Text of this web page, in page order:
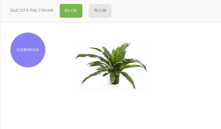
ВЫСОТА РАСТЕНИЯ 60 СМ 70 СМ
НОВИНКА